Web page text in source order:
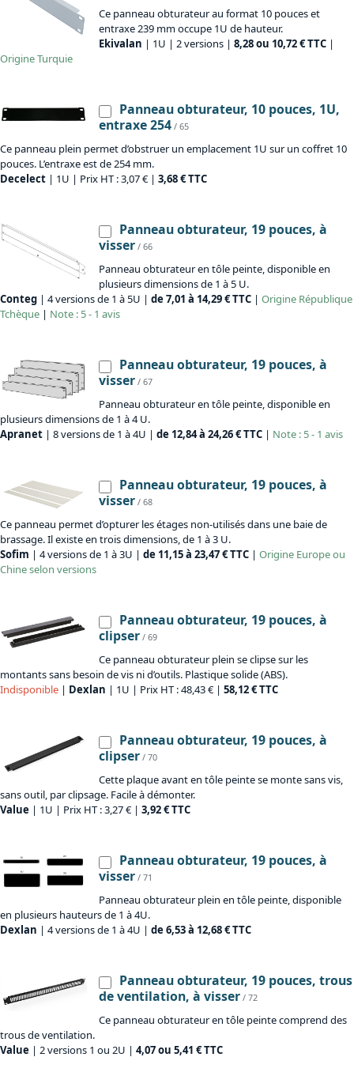
Ce panneau obturateur au format 10 pouces et
entraxe 239 mm occupe 1U de hauteur.
Ekivalan | 1U | 2 versions | 8,28 ou 10,72 € TTC |
OrigineTurquie
Panneau obturateur, 10 pouces, 1U,
entraxe 254 / 65
Ce panneau plein permet d’obstruer un emplacement 1U sur un coffret 10
pouces. L’entraxe est de 254 mm.
Decelect | 1U | Prix HT : 3,07 € | 3,68 € TTC
Panneau obturateur, 19 pouces, à
visser / 66
Panneau obturateur en tôle peinte, disponible en
plusieurs dimensions de 1 à 5 U.
Conteg | 4 versions de 1 à 5U | de 7,01 à 14,29 € TTC | Origine République
Tchèque | Note : 5 - 1 avis
Panneau obturateur, 19 pouces, à
visser / 67
Panneau obturateur en tôle peinte, disponible en
plusieurs dimensions de 1 à 4 U.
Apranet | 8 versions de 1 à 4U | de 12,84 à 24,26 € TTC | Note : 5 - 1 avis
Panneau obturateur, 19 pouces, à
visser / 68
Ce panneau permet d’opturer les étages non-utilisés dans une baie de
brassage. Il existe en trois dimensions, de 1 à 3 U.
Sofim | 4 versions de 1 à 3U | de 11,15 à 23,47 € TTC | Origine Europe ou
Chine selon versions
Panneau obturateur, 19 pouces, à
clipser / 69
Ce panneau obturateur plein se clipse sur les
montants sans besoin de vis ni d’outils. Plastique solide (ABS).
Indisponible | Dexlan | 1U | Prix HT : 48,43 € | 58,12 € TTC
Panneau obturateur, 19 pouces, à
clipser / 70
Cette plaque avant en tôle peinte se monte sans vis,
sans outil, par clipsage. Facile à démonter.
Value | 1U | Prix HT : 3,27 € | 3,92 € TTC
Panneau obturateur, 19 pouces, à
visser / 71
Panneau obturateur plein en tôle peinte, disponible
en plusieurs hauteurs de 1 à 4U.
Dexlan | 4 versions de 1 à 4U | de 6,53 à 12,68 € TTC
Panneau obturateur, 19 pouces, trous
de ventilation, à visser / 72
Ce panneau obturateur en tôle peinte comprend des
trous de ventilation.
Value | 2 versions 1 ou 2U | 4,07 ou 5,41 € TTC